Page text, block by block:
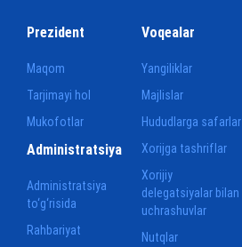
Prezident
Maqom
Tarjimayi hol
Mukofotlar
Voqealar
Yangiliklar
Majlislar
Hududlarga safarlar
Xorijga tashriflar
Xorijiy
delegatsiyalar bilan
uchrashuvlar
Nutqlar
Administratsiya
Administratsiya
to‘g‘risida
Rahbariyat